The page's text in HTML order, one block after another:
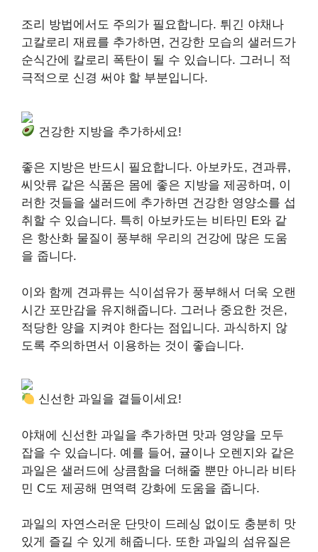
조리 방법에서도 주의가 필요합니다. 튀긴 야채나
고칼로리 재료를 추가하면, 건강한 모습의 샐러드가
순식간에 칼로리 폭탄이 될 수 있습니다. 그러니 적
극적으로 신경 써야 할 부분입니다.
건강한 지방을 추가하세요!
좋은 지방은 반드시 필요합니다. 아보카도, 견과류,
씨앗류 같은 식품은 몸에 좋은 지방을 제공하며, 이
러한 것들을 샐러드에 추가하면 건강한 영양소를 섭
취할 수 있습니다. 특히 아보카도는 비타민 E와 같
은 항산화 물질이 풍부해 우리의 건강에 많은 도움
을 줍니다.
이와 함께 견과류는 식이섬유가 풍부해서 더욱 오랜
시간 포만감을 유지해줍니다. 그러나 중요한 것은,
적당한 양을 지켜야 한다는 점입니다. 과식하지 않
도록 주의하면서 이용하는 것이 좋습니다.
신선한 과일을 곁들이세요!
야채에 신선한 과일을 추가하면 맛과 영양을 모두
잡을 수 있습니다. 예를 들어, 귤이나 오렌지와 같은
과일은 샐러드에 상큼함을 더해줄 뿐만 아니라 비타
민 C도 제공해 면역력 강화에 도움을 줍니다.
과일의 자연스러운 단맛이 드레싱 없이도 충분히 맛
있게 즐길 수 있게 해줍니다. 또한 과일의 섬유질은